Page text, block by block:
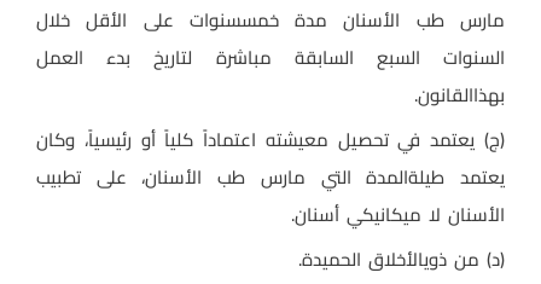
مارس طب الأسنان مدة خمسسنوات على الأقل خلال
السنوات السبع السابقة مباشرة لتاريخ بدء العمل
بهذاالقانون.
(ج) يعتمد في تحصيل معيشته اعتماداً كلياً أو رئيسياً، وكان
يعتمد طيلةالمدة التي مارس طب الأسنان، على تطبيب
الأسنان لا ميكانيكي أسنان.
)د) من ذويالأخلاق الحميدة.